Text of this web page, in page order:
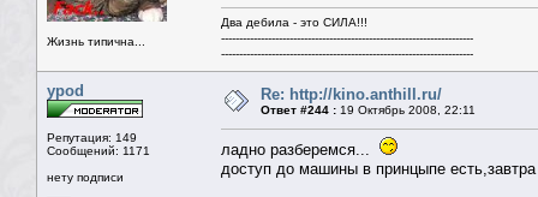
Жизнь типична...
Два дебила - это СИЛА!!!
----------------------------------------------------------------------
----------------------------------------------------------------------
ypod
Репутация: 149
Сообщений: 1171
нету подписи
Re: http://kino.anthill.ru/
Ответ #244 : 19 Октябрь 2008, 22:11
ладно разберемся...
доступ до машины в принцыпе